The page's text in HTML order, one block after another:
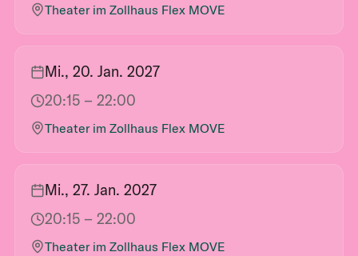
Theater im Zollhaus Flex MOVE
Mi., 20. Jan. 2027
20:15 – 22:00
Theater im Zollhaus Flex MOVE
Mi., 27. Jan. 2027
20:15 – 22:00
Theater im Zollhaus Flex MOVE